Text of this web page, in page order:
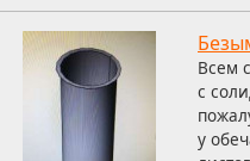
Всем
с
у